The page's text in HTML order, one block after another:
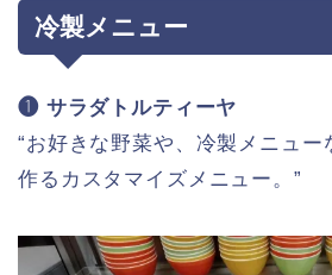
冷製メニュー
❶ サラダトルティーヤ
“お好きな野菜や、冷製メニュー
作るカスタマイズメニュー。”